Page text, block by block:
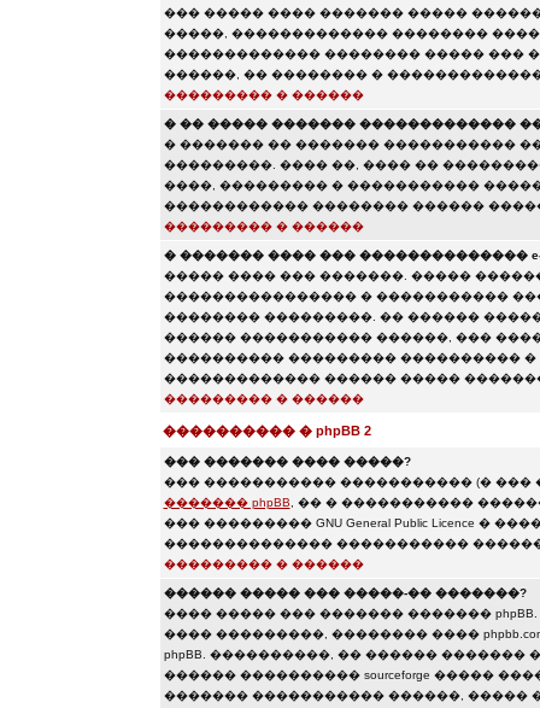
��� ����� ���� ������� �����
�����, ������������� ��������
������������� �������� ����� ���
������, �� �������� �
��������� � ������
� �� ����� ������� �������������
� ������� �� ������� �����������
���������. ���� ��, ���� ��
����, ��������� � �����������
������������ �������� ������
��������� � ������
� ������� ���� ��� ��������������
����� ���� ��� �������. �����
���������������� � �����������
�������� ���������. �� ������
������ ����������� ������, ���
���������� ��������� ����������
������������� ������ �����
��������� � ������
���������� � phpBB 2
��� ������� ���� �����?
��� ����������� ����������� (�
������� phpBB , �� � �����������
��� ��������� GNU General Public Licence
�������������� �����������
��������� � ������
������ ����� ��� �����-�� �������?
���� ����� ��� ������� �������
���� ���������, �������� ����
phpBB. ����������, �� ������ �������
������ ���������� sourceforge �����
������� ����������� ������, �����